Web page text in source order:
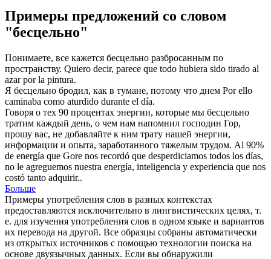
Примеры предложений со словом
"бесцельно"
Понимаете, все кажется бесцельно разбросанным по
пространству. Quiero decir, parece que todo hubiera sido tirado al
azar por la pintura.
Я бесцельно бродил, как в тумане, потому что днем Por ello
caminaba como aturdido durante el día.
Говоря о тех 90 процентах энергии, которые мы бесцельно
тратим каждый день, о чем нам напомнил господин Гор,
прошу вас, не добавляйте к ним трату нашей энергии,
информации и опыта, заработанного тяжелым трудом. Al 90%
de energía que Gore nos recordó que desperdiciamos todos los días,
no le agreguemos nuestra energía, inteligencia y experiencia que nos
costó tanto adquirir..
Больше
Примеры употребления слов в разных контекстах
предоставляются исключительно в лингвистических целях, т.
е. для изучения употребления слов в одном языке и вариантов
их перевода на другой. Все образцы собраны автоматически
из открытых источников с помощью технологии поиска на
основе двуязычных данных. Если вы обнаружили